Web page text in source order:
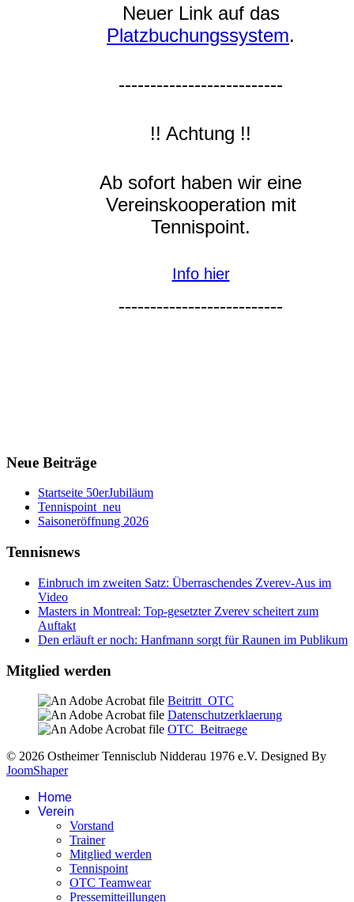
Neuer Link auf das
Platzbuchungssystem.
--------------------------
!! Achtung !!
Ab sofort haben wir eine
Vereinskooperation mit
Tennispoint.
Info hier
--------------------------
Neue Beiträge
Startseite 50erJubiläum
Tennispoint_neu
Saisoneröffnung 2026
Tennisnews
Einbruch im zweiten Satz: Überraschendes Zverev-Aus im
Video
Masters in Montreal: Top-gesetzter Zverev scheitert zum
Auftakt
Den erläuft er noch: Hanfmann sorgt für Raunen im Publikum
Mitglied werden
Beitritt_OTC
Datenschutzerklaerung
OTC_Beitraege
© 2026 Ostheimer Tennisclub Nidderau 1976 e.V. Designed By
JoomShaper
Home
Verein
Vorstand
Trainer
Mitglied werden
Tennispoint
OTC Teamwear
Pressemitteillungen